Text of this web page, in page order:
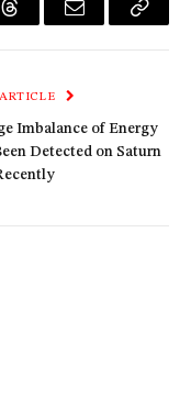
ThreadsEmail
Copy
Imbalance of Energy
Detected on Saturn